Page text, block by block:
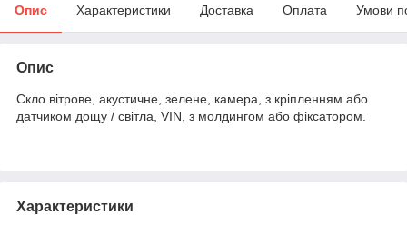
Опис Характеристики Доставка Оплата Умови
Опис
Скло вітрове, акустичне, зелене, камера, з кріпленням або
датчиком дощу / світла, VIN, з молдингом або фіксатором.
Характеристики